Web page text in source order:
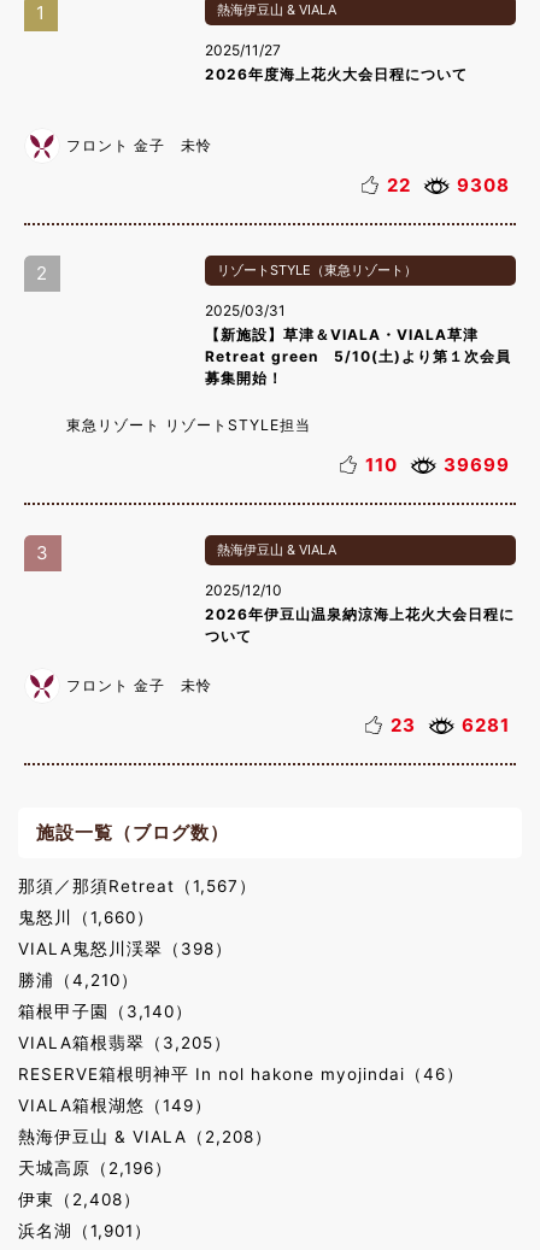
1 熱海伊豆山 & VIALA
2025/11/27
2026年度海上花火大会日程について
フロント 金子 未怜
22 9308
2 リゾートSTYLE（東急リゾート）
2025/03/31
【新施設】草津＆VIALA・VIALA草津
Retreat green 5/10(土)より第１次会員
募集開始！
東急リゾート リゾートSTYLE担当
110 39699
3 熱海伊豆山 & VIALA
2025/12/10
2026年伊豆山温泉納涼海上花火大会日程に
ついて
フロント 金子 未怜
23 6281
施設一覧（ブログ数）
那須／那須Retreat（1,567）
鬼怒川（1,660）
VIALA鬼怒川渓翠（398）
勝浦（4,210）
箱根甲子園（3,140）
VIALA箱根翡翠（3,205）
RESERVE箱根明神平 In nol hakone myojindai（46）
VIALA箱根湖悠（149）
熱海伊豆山 & VIALA（2,208）
天城高原（2,196）
伊東（2,408）
浜名湖（1,901）